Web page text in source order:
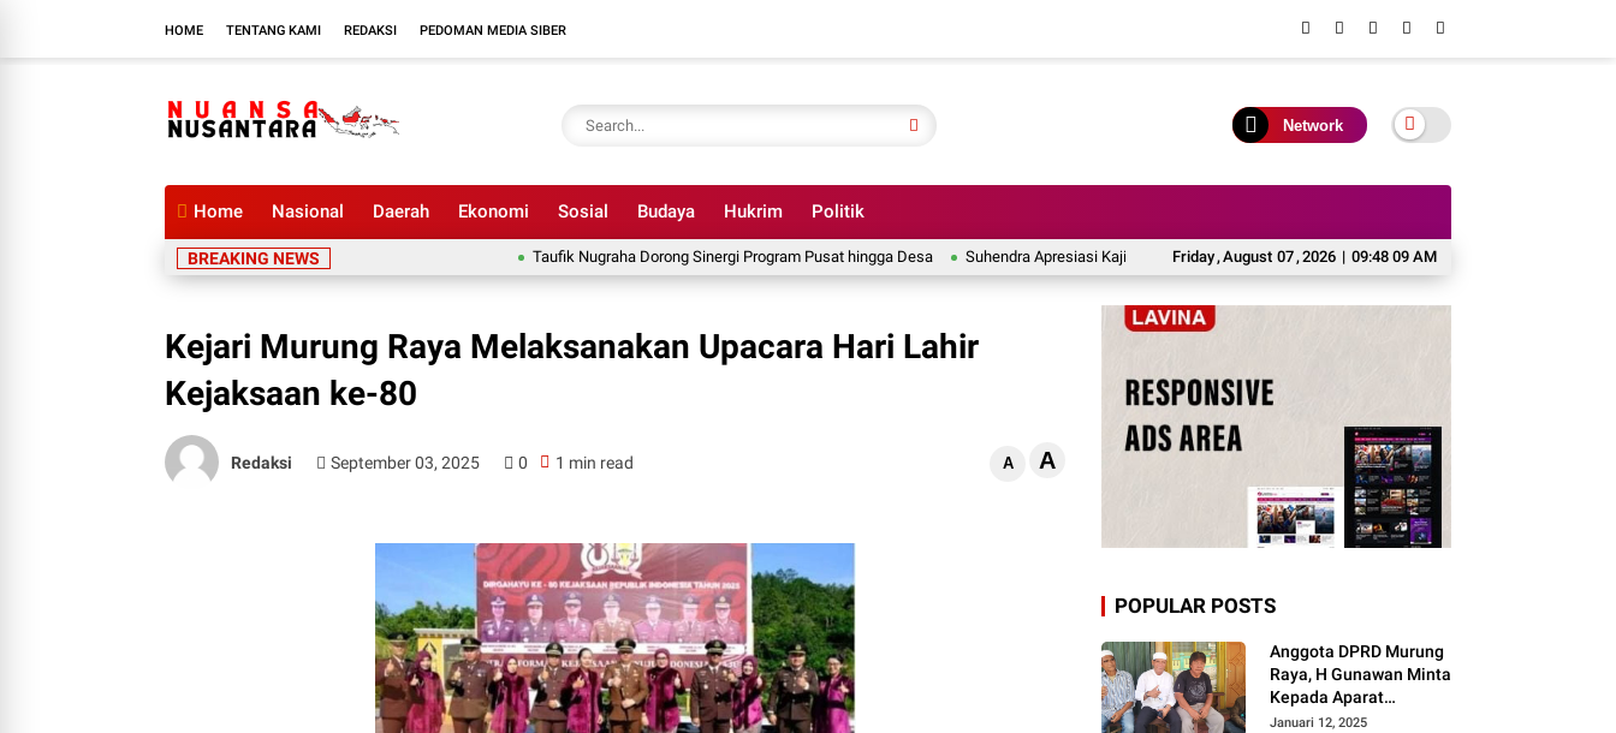
HOME TENTANG KAMI REDAKSI PEDOMAN MEDIA SIBER
Network
Home Nasional Daerah Ekonomi Sosial Budaya Hukrim Politik
Friday,August 07,2026 | 09:48 10 AM
BREAKING NEWS Taufik Nugraha Dorong Sinergi Program Pusat hingga Desa Suhendra Apresiasi Kaji Tiru Pemkab Barito Utara ke Bantul Bupati H Shalahuddin Paparkan 11
Kejari Murung Raya Melaksanakan Upacara Hari Lahir
Kejaksaan ke-80
Redaksi September 03, 2025 0 1 min read A A
POPULAR POSTS
Anggota DPRD Murung
Raya, H Gunawan Minta
Kepada Aparat
Berantas judi dan
Januari 12, 2025